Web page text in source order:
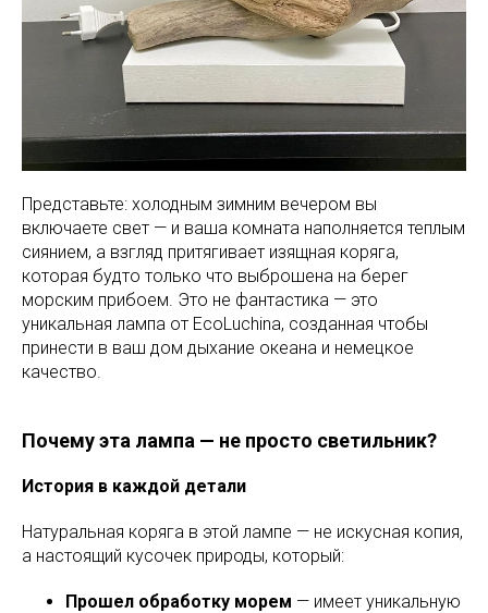
Представьте: холодным зимним вечером вы
включаете свет — и ваша комната наполняется теплым
сиянием, а взгляд притягивает изящная коряга,
которая будто только что выброшена на берег
морским прибоем. Это не фантастика — это
уникальная лампа от EcoLuchina, созданная чтобы
принести в ваш дом дыхание океана и немецкое
качество.
Почему эта лампа — не просто светильник?
История в каждой детали
Натуральная коряга в этой лампе — не искусная копия,
а настоящий кусочек природы, который:
Прошел обработку морем — имеет уникальную